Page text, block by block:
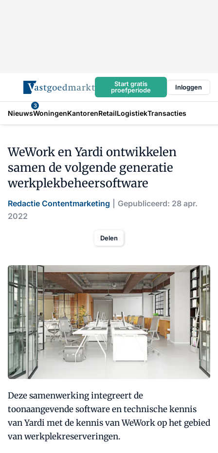
Start gratis
proefperiode
Inloggen
Nieuws
3
WoningenKantorenRetailLogistiekTransacties
WeWork en Yardi ontwikkelen
samen de volgende generatie
werkplekbeheersoftware
Redactie Contentmarketing
Gepubliceerd: 28 apr.
2022
Delen
Deze samenwerking integreert de
toonaangevende software en technische kennis
van Yardi met de kennis van WeWork op het gebied
van werkplekreserveringen.